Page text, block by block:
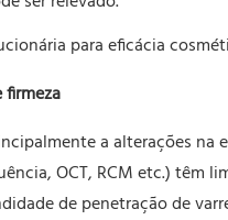
a alterações
OCT, RCM etc.) têm
de penetração de